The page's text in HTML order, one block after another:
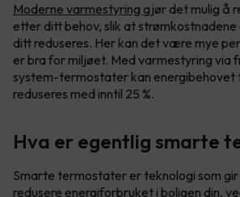
Moderne varmestyring gjør det mulig å
etter ditt behov, slik at
ditt reduseres. Her kan det være mye
er bra for miljøet. Med varmestyring via
system-termostater kan energibehovet
reduseres med inntil 25 %.
Hva er egentlig smarte
Smarte termostater er teknologi som
redusere energiforbruket i boligen din,